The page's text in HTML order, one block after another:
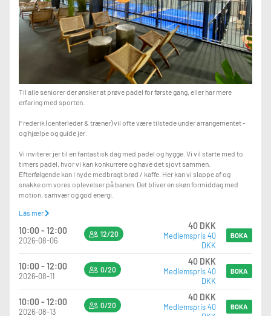
Til alle seniorer der ønsker at prøve padel for første gang, eller har mere
erfaring med sporten.
Frederik (centerleder & træner) vil ofte være tilstede under arrangementet -
og hjælpe og guide jer.
Vi inviterer jer til en fantastisk dag med padel og hygge. Vi vil starte med to
timers padel, hvor vi kan konkurrere og have det sjovt sammen.
Efterfølgende kan I nyde medbragt brød / kaffe. Her kan vi slappe af og
snakke om vores oplevelser på banen. Det bliver en skøn formiddag med
motion, samvær og god energi.
Tilmeld jer nu via matchi eller mail på infoskive@padelhall.dk ved spørgsmål.
Tag gerne din kone/mand, kæreste, ven eller nabo med.
Prisen på 40 kr., er for medlemmer af ældre sagen. Er du ikke medlem af
mobilepay nummer 680187.
Läs mer
10:00 - 12:00
2026-08-06
12/20
40 DKK
Medlemspris 40
DKK
BOKA
10:00 - 12:00
2026-08-11
0/20
40 DKK
Medlemspris 40
DKK
BOKA
10:00 - 12:00
2026-08-13
0/20
40 DKK
Medlemspris 40
BOKA